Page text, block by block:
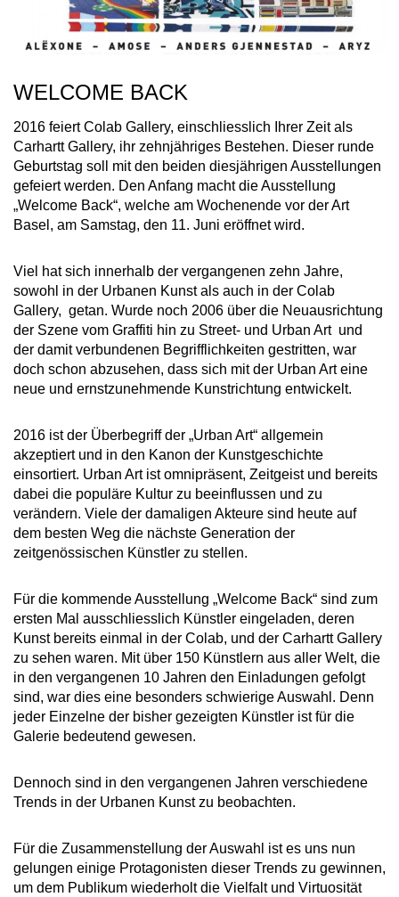
WELCOME BACK
2016 feiert Colab Gallery, einschliesslich Ihrer Zeit als
Carhartt Gallery, ihr zehnjähriges Bestehen. Dieser runde
Geburtstag soll mit den beiden diesjährigen Ausstellungen
gefeiert werden. Den Anfang macht die Ausstellung
„Welcome Back“, welche am Wochenende vor der Art
Basel, am Samstag, den 11. Juni eröffnet wird.
Viel hat sich innerhalb der vergangenen zehn Jahre,
sowohl in der Urbanen Kunst als auch in der Colab
Gallery, getan. Wurde noch 2006 über die Neuausrichtung
der Szene vom Graffiti hin zu Street- und Urban Art und
der damit verbundenen Begrifflichkeiten gestritten, war
doch schon abzusehen, dass sich mit der Urban Art eine
neue und ernstzunehmende Kunstrichtung entwickelt.
2016 ist der Überbegriff der „Urban Art“ allgemein
akzeptiert und in den Kanon der Kunstgeschichte
einsortiert. Urban Art ist omnipräsent, Zeitgeist und bereits
dabei die populäre Kultur zu beeinflussen und zu
verändern. Viele der damaligen Akteure sind heute auf
dem besten Weg die nächste Generation der
zeitgenössischen Künstler zu stellen.
Für die kommende Ausstellung „Welcome Back“ sind zum
ersten Mal ausschliesslich Künstler eingeladen, deren
Kunst bereits einmal in der Colab, und der Carhartt Gallery
zu sehen waren. Mit über 150 Künstlern aus aller Welt, die
in den vergangenen 10 Jahren den Einladungen gefolgt
sind, war dies eine besonders schwierige Auswahl. Denn
jeder Einzelne der bisher gezeigten Künstler ist für die
Galerie bedeutend gewesen.
Dennoch sind in den vergangenen Jahren verschiedene
Trends in der Urbanen Kunst zu beobachten.
Für die Zusammenstellung der Auswahl ist es uns nun
gelungen einige Protagonisten dieser Trends zu gewinnen,
um dem Publikum wiederholt die Vielfalt und Virtuosität